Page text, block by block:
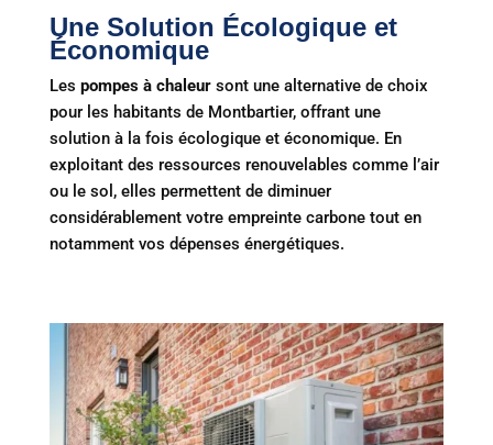
Une Solution Écologique et
Économique
Les pompes à chaleursont une alternative de choix
pour les habitants de Montbartier, offrant une
solution à la fois écologique et économique. En
exploitant des ressources renouvelables comme l’air
ou le sol, elles permettent de diminuer
considérablement votre empreinte carbone tout en
notamment vos dépenses énergétiques.